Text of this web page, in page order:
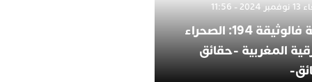
- 11:56
الثقة فالوثيقة 194: الصحراء
المغربية -حقائق